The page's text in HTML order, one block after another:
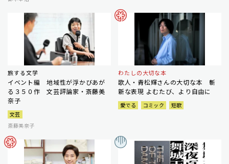
旅する文学
イベント編 地域性が浮かびあが
る３５０作 文芸評論家・斎藤美
奈子
文芸
斎藤美奈子
わたしの大切な本
歌人・青松輝さんの大切な本 斬
新な表現 よむたび、より自由に
愛でる コミック 短歌